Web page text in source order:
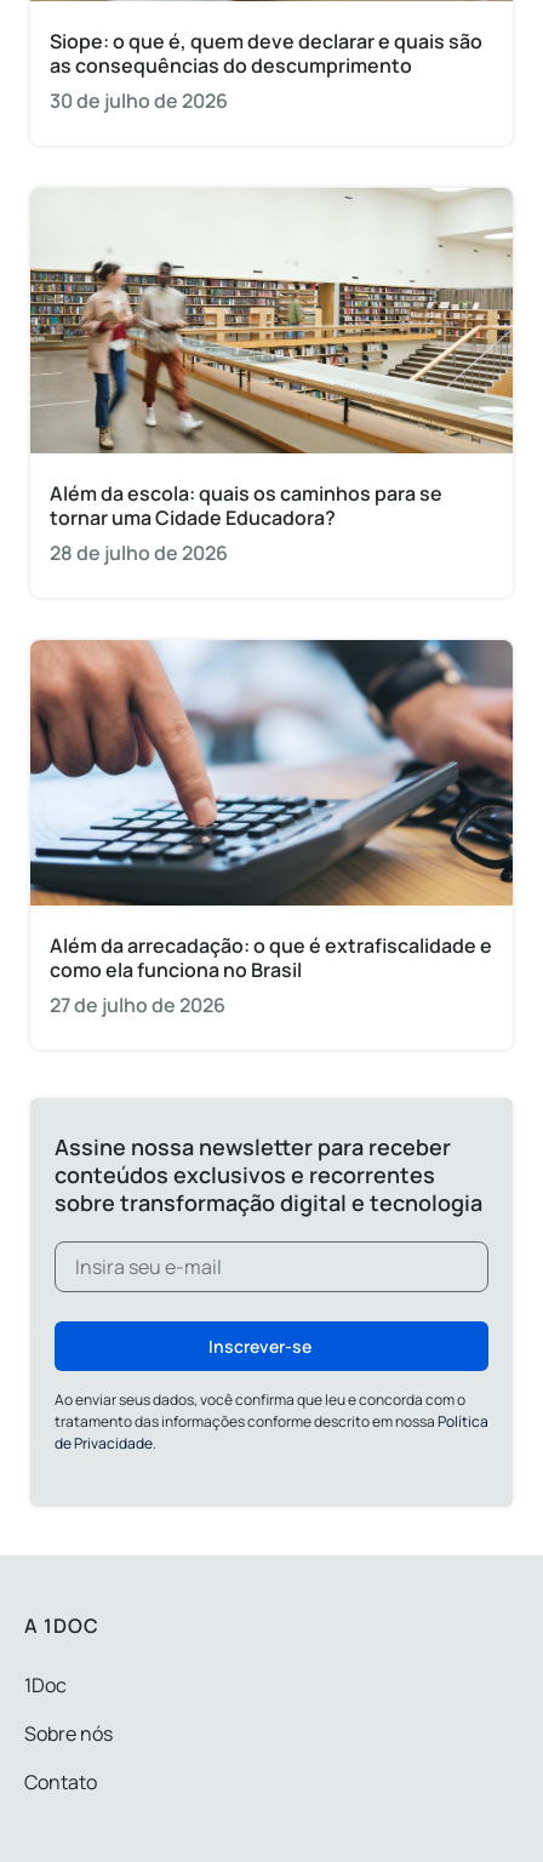
Siope: o que é, quem deve declarar e quais são
as consequências do descumprimento
30 de julho de 2026
Além da escola: quais os caminhos para se
tornar uma Cidade Educadora?
28 de julho de 2026
Além da arrecadação: o que é extrafiscalidade e
como ela funciona no Brasil
27 de julho de 2026
Assine nossa newsletter para receber
conteúdos exclusivos e recorrentes
sobre transformação digital e tecnologia
Inscrever-se
Ao enviar seus dados, você confirma que leu e concorda com o
tratamento das informações conforme descrito em nossaPolítica
de Privacidade.
A 1DOC
1Doc
Sobre nós
Contato